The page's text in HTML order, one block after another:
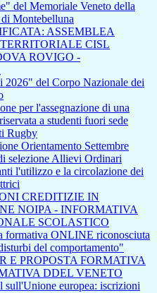
del Memoriale Veneto della
Montebelluna
ASSEMBLEA
CISL
ROVIGO -
2026" del Corpo Nazionale dei
per l'assegnazione di una
a studenti fuori sede
Rugby
Orientamento Settembre
selezione Allievi Ordinari
l'utilizzo e la circolazione dei
CREDITIZIE IN
NOIPA - INFORMATIVA
SCOLASTICO
formativa ONLINE riconosciuta
del comportamento"
E PROPOSTA FORMATIVA
DDEL VENETO
sull'Unione europea: iscrizioni